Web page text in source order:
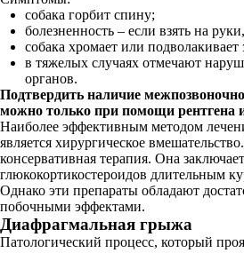
собака горбит спину;
болезненность – если взять на
собака хромает или подволакивает
в тяжелых случаях отмечают
органов.
Подтвердить наличие
можно только при помощи
Наиболее эффективным методом
является хирургическое
консервативная терапия. Она
глюкокортикостероидов длительным
Однако эти препараты обладают
побочными эффектами.
Диафрагмальная грыжа
Патологический процесс, который